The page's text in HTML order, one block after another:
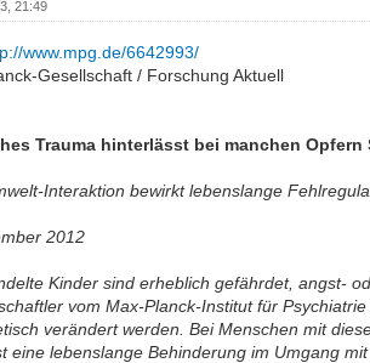
21:49
www.mpg.de/6642993/
Gesellschaft / Forschung Aktuell
Trauma hinterlässt bei manchen Opfern
Interaktion bewirkt lebenslange
2012
Kinder sind erheblich gefährdet, angst-
vom Max-Planck-Institut für
verändert werden. Bei Menschen mit
eine lebenslange Behinderung im Umgang